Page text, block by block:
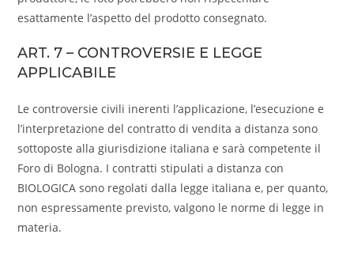
esattamente l’aspetto del prodotto consegnato.
ART. 7 – CONTROVERSIE E LEGGE
APPLICABILE
Le controversie civili inerenti l’applicazione, l’esecuzione e
l’interpretazione del contratto di vendita a distanza sono
sottoposte alla giurisdizione italiana e sarà competente il
Foro di Bologna. I contratti stipulati a distanza con
BIOLOGICA sono regolati dalla legge italiana e, per quanto,
non espressamente previsto, valgono le norme di legge in
materia.